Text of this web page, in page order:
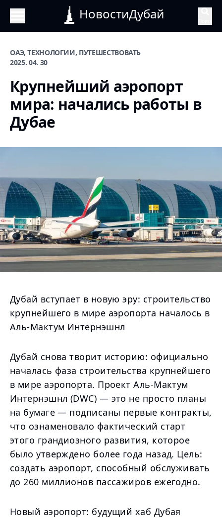
НовостиДубай
ОАЭ, ТЕХНОЛОГИИ, ПУТЕШЕСТВОВАТЬ
2025. 04. 30
Крупнейший аэропорт
мира: начались работы в
Дубае
Дубай вступает в новую эру: строительство
крупнейшего в мире аэропорта началось в
Аль-Мактум Интернэшнл
Дубай снова творит историю: официально
началась фаза строительства крупнейшего
в мире аэропорта. Проект Аль-Мактум
Интернэшнл (DWC) — это не просто планы
на бумаге — подписаны первые контракты,
что ознаменовало фактический старт
этого грандиозного развития, которое
было утверждено более года назад. Цель:
создать аэропорт, способный обслуживать
до 260 миллионов пассажиров ежегодно.
Новый аэропорт: будущий хаб Дубая